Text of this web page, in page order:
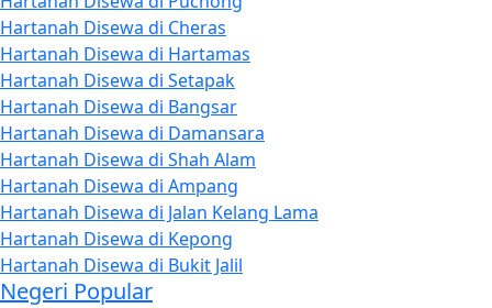
Hartanah Disewa di Cheras
Hartanah Disewa di Hartamas
Hartanah Disewa di Setapak
Hartanah Disewa di Bangsar
Hartanah Disewa di Damansara
Hartanah Disewa di Shah Alam
Hartanah Disewa di Ampang
Hartanah Disewa di Jalan Kelang Lama
Hartanah Disewa di Kepong
Hartanah Disewa di Bukit Jalil
Negeri Popular